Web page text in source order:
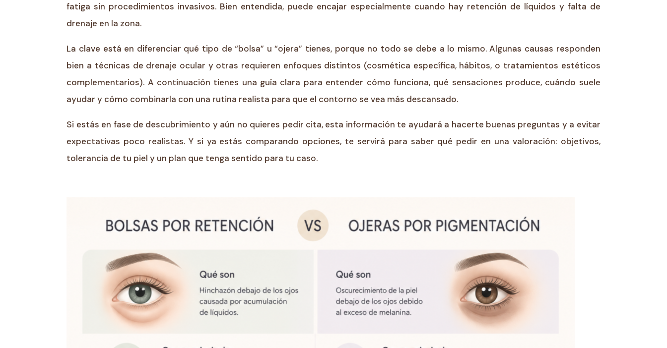
fatiga sin procedimientos invasivos. Bien entendida, puede encajar especialmente cuando hay retención de líquidos y falta de
drenaje en la zona.
La clave está en diferenciar qué tipo de “bolsa” u “ojera” tienes, porque no todo se debe a lo mismo. Algunas causas responden
bien a técnicas de drenaje ocular y otras requieren enfoques distintos (cosmética específica, hábitos, o tratamientos estéticos
complementarios). A continuación tienes una guía clara para entender cómo funciona, qué sensaciones produce, cuándo suele
ayudar y cómo combinarla con una rutina realista para que el contorno se vea más descansado.
Si estás en fase de descubrimiento y aún no quieres pedir cita, esta información te ayudará a hacerte buenas preguntas y a evitar
expectativas poco realistas. Y si ya estás comparando opciones, te servirá para saber qué pedir en una valoración: objetivos,
tolerancia de tu piel y un plan que tenga sentido para tu caso.